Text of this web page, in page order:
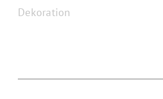
Dekoration